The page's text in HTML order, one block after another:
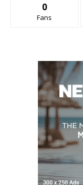
0
Fans